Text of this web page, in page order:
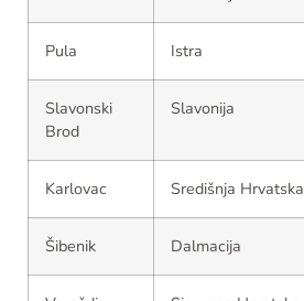
Pula Istra
Slavonski
Brod
Slavonija
Karlovac Središnja Hrvatska
Šibenik Dalmacija